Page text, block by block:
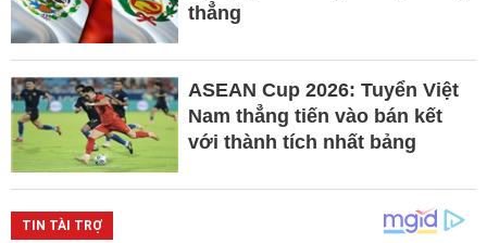
thẳng
ASEAN Cup 2026: Tuyển Việt
Nam thẳng tiến vào bán kết
với thành tích nhất bảng